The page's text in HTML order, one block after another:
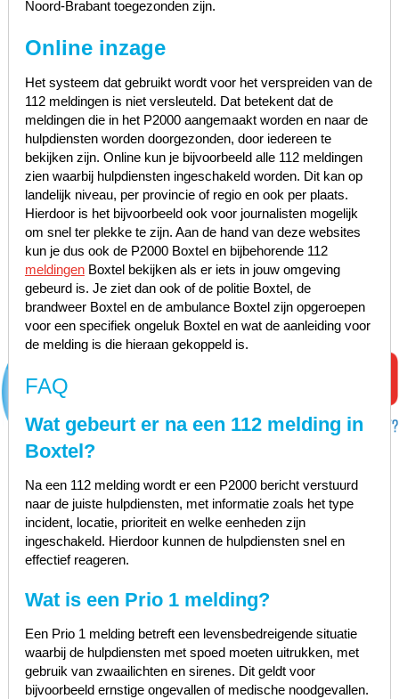
Noord-Brabant toegezonden zijn.
Online inzage
Het systeem dat gebruikt wordt voor het verspreiden van de
112 meldingen is niet versleuteld. Dat betekent dat de
meldingen die in het P2000 aangemaakt worden en naar de
hulpdiensten worden doorgezonden, door iedereen te
bekijken zijn. Online kun je bijvoorbeeld alle 112 meldingen
zien waarbij hulpdiensten ingeschakeld worden. Dit kan op
landelijk niveau, per provincie of regio en ook per plaats.
Hierdoor is het bijvoorbeeld ook voor journalisten mogelijk
om snel ter plekke te zijn. Aan de hand van deze websites
kun je dus ook de P2000 Boxtel en bijbehorende 112
meldingenBoxtel bekijken als er iets in jouw omgeving
gebeurd is. Je ziet dan ook of de politie Boxtel, de
brandweer Boxtel en de ambulance Boxtel zijn opgeroepen
voor een specifiek ongeluk Boxtel en wat de aanleiding voor
de melding is die hieraan gekoppeld is.
FAQ
Wat gebeurt er na een 112 melding in
Boxtel?
Na een 112 melding wordt er een P2000 bericht verstuurd
naar de juiste hulpdiensten, met informatie zoals het type
incident, locatie, prioriteit en welke eenheden zijn
ingeschakeld. Hierdoor kunnen de hulpdiensten snel en
effectief reageren.
Wat is een Prio 1 melding?
Een Prio 1 melding betreft een levensbedreigende situatie
waarbij de hulpdiensten met spoed moeten uitrukken, met
gebruik van zwaailichten en sirenes. Dit geldt voor
bijvoorbeeld ernstige ongevallen of medische noodgevallen.